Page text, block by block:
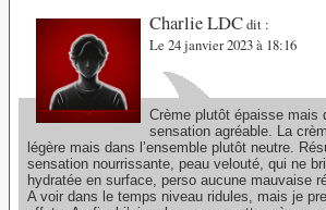
Charlie LDCdit :
Le 24 janvier 2023 à 18:16
Crème plutôt épaisse mais
sensation agréable. La
légère mais dans l’ensemble plutôt neutre.
sensation nourrissante, peau velouté, qui ne
hydratée en surface, perso aucune mauvaise
A voir dans le temps niveau ridules, mais je